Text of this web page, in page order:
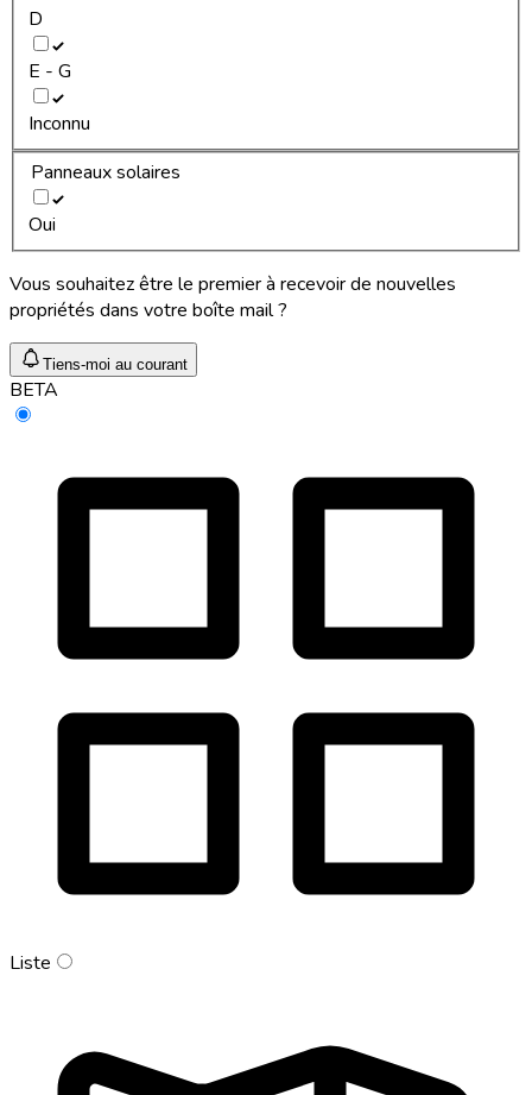
D
E - G
Inconnu
Panneaux solaires
Oui
Vous souhaitez être le premier à recevoir de nouvelles
propriétés dans votre boîte mail ?
Tiens-moi au courant
BETA
Liste